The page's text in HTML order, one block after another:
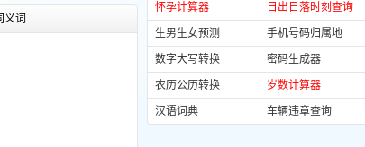
义词
怀孕计算器 日出日落时刻查询
生男生女预测 手机号码归属地
数字大写转换 密码生成器
农历公历转换 岁数计算器
汉语词典 车辆违章查询